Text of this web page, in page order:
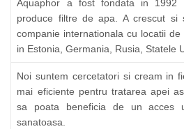
Aquaphor a fost fondata in 1992
produce filtre de apa. A crescut si
companie internationala cu locatii
in Estonia, Germania, Rusia, Statele
Noi suntem cercetatori si cream in
mai eficiente pentru tratarea apei
sa poata beneficia de un acces
sanatoasa.